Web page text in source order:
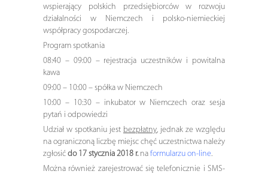
wspierający polskich przedsiębiorców w rozwoju
działalności w Niemczech i polsko-niemieckiej
współpracy gospodarczej.
Program spotkania
08:40 – 09:00 – rejestracja uczestników i powitalna
kawa
09:00 – 10:00 – spółka w Niemczech
10:00 – 10:30 – inkubator w Niemczech oraz sesja
pytań i odpowiedzi
Udział w spotkaniu jest bezpłatny, jednak ze względu
na ograniczoną liczbę miejsc chęć uczestnictwa należy
zgłosić do 17 stycznia 2018 r.na formularzu on-line.
Można również zarejestrować się telefonicznie i SMS-